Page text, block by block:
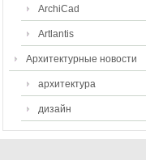
ArchiCad
Artlantis
Архитектурные новости
архитектура
дизайн